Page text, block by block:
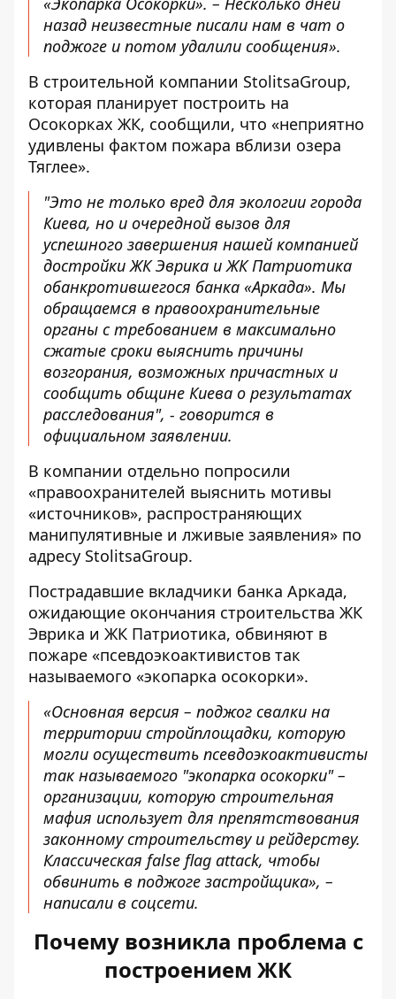
назад неизвестные писали нам в чат о
поджоге и потом удалили сообщения».
В строительной компании StolitsaGroup,
которая планирует построить на
Осокорках ЖК, сообщили, что «неприятно
удивлены фактом пожара вблизи озера
Тяглее».
"Это не только вред для экологии города
Киева, но и очередной вызов для
успешного завершения нашей компанией
достройки ЖК Эврика и ЖК Патриотика
обанкротившегося банка «Аркада». Мы
обращаемся в правоохранительные
органы с требованием в максимально
сжатые сроки выяснить причины
возгорания, возможных причастных и
сообщить общине Киева о результатах
расследования", - говорится в
официальном заявлении.
В компании отдельно попросили
«правоохранителей выяснить мотивы
«источников», распространяющих
манипулятивные и лживые заявления» по
адресу StolitsaGroup.
Пострадавшие вкладчики банка Аркада,
ожидающие окончания строительства ЖК
Эврика и ЖК Патриотика, обвиняют в
пожаре «псевдоэкоактивистов так
называемого «экопарка осокорки».
«Основная версия – поджог свалки на
территории стройплощадки, которую
могли осуществить псевдоэкоактивисты
так называемого "экопарка осокорки" –
организации, которую строительная
мафия использует для препятствования
законному строительству и рейдерству.
Классическая false flag attack, чтобы
обвинить в поджоге застройщика», –
написали в соцсети.
Почему возникла проблема с
построением ЖК